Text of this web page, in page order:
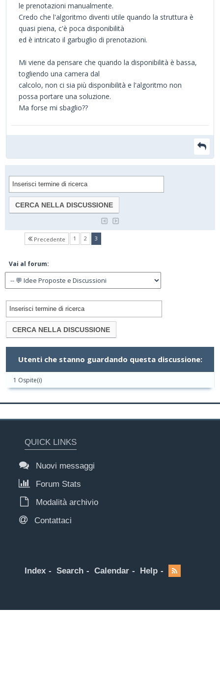
le prenotazioni manualmente.
Credo che l'algoritmo diventi utile quando la struttura è
quasi piena, c'è poca disponibilità
ed è intricato il garbuglio di prenotazioni.
Mi viene da pensare che quando la disponibilità è bassa,
togliendo una camera dal
calcolo, non ci sia più disponibilità e l'algoritmo non
possa portare una soluzione.
Ma forse mi sbaglio??
Precedente 1 2 3(current)
Vai al forum:
Utenti che stanno guardando questa discussione:
1 Ospite(i)
QUICK LINKS
Nuovi messaggi
Forum Stats
Modalità archivio
Contattaci
Index Search Calendar Help